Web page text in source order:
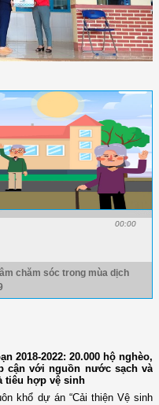
00:00
chăm sóc trong mùa dịch
2018-2022: 20.000 hộ nghèo,
cận với nguồn nước sạch và
tiêu hợp vệ sinh
khổ dự án “Cải thiện Vệ sinh